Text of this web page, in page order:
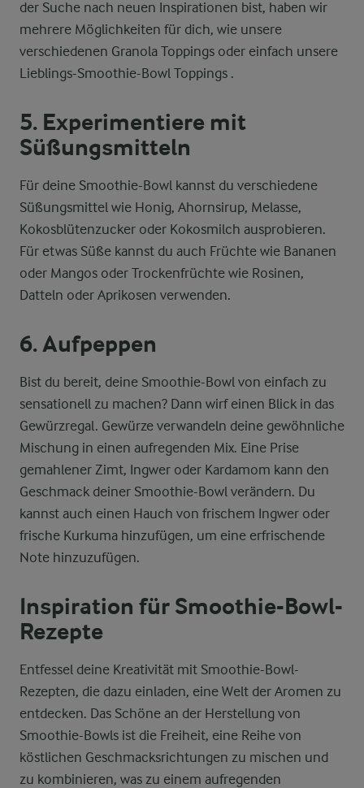
der Suche nach neuen Inspirationen bist, haben wir
mehrere Möglichkeiten für dich, wie unsere
verschiedenen Granola Toppings oder einfach unsere
Lieblings-Smoothie-Bowl Toppings .
5. Experimentiere mit
Süßungsmitteln
Für deine Smoothie-Bowl kannst du verschiedene
Süßungsmittel wie Honig, Ahornsirup, Melasse,
Kokosblütenzucker oder Kokosmilch ausprobieren.
Für etwas Süße kannst du auch Früchte wie Bananen
oder Mangos oder Trockenfrüchte wie Rosinen,
Datteln oder Aprikosen verwenden.
6. Aufpeppen
Bist du bereit, deine Smoothie-Bowl von einfach zu
sensationell zu machen? Dann wirf einen Blick in das
Gewürzregal. Gewürze verwandeln deine gewöhnliche
Mischung in einen aufregenden Mix. Eine Prise
gemahlener Zimt, Ingwer oder Kardamom kann den
Geschmack deiner Smoothie-Bowl verändern. Du
kannst auch einen Hauch von frischem Ingwer oder
frische Kurkuma hinzufügen, um eine erfrischende
Note hinzuzufügen.
Inspiration für Smoothie-Bowl-
Rezepte
Entfessel deine Kreativität mit Smoothie-Bowl-
Rezepten, die dazu einladen, eine Welt der Aromen zu
entdecken. Das Schöne an der Herstellung von
Smoothie-Bowls ist die Freiheit, eine Reihe von
köstlichen Geschmacksrichtungen zu mischen und
zu kombinieren, was zu einem aufregenden